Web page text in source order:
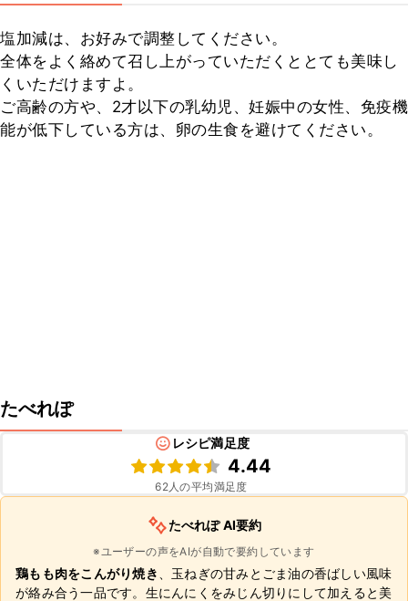
塩加減は、お好みで調整してください。
全体をよく絡めて召し上がっていただくととても美味し
くいただけますよ。
ご高齢の方や、2才以下の乳幼児、妊娠中の女性、免疫機
能が低下している方は、卵の生食を避けてください。
たべれぽ
レシピ満足度
4.44
62人の平均満足度
たべれぽ AI要約
※ユーザーの声をAIが自動で要約しています
鶏もも肉をこんがり焼き
、玉ねぎの甘みとごま油の香ばしい風味
が絡み合う一品です。生にんにくをみじん切りにして加えると美